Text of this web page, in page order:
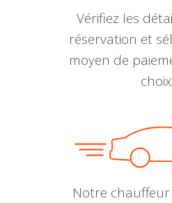
Vérifiez les
réservation et
moyen de
choix
Notre chauffeur